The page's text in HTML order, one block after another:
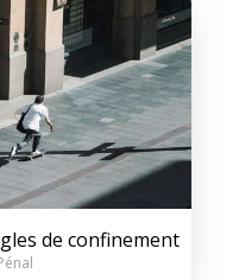
de confinement